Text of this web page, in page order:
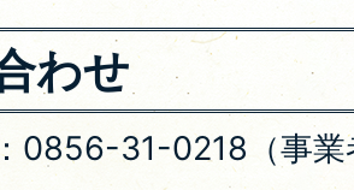
わせ
0856-31-0218（事